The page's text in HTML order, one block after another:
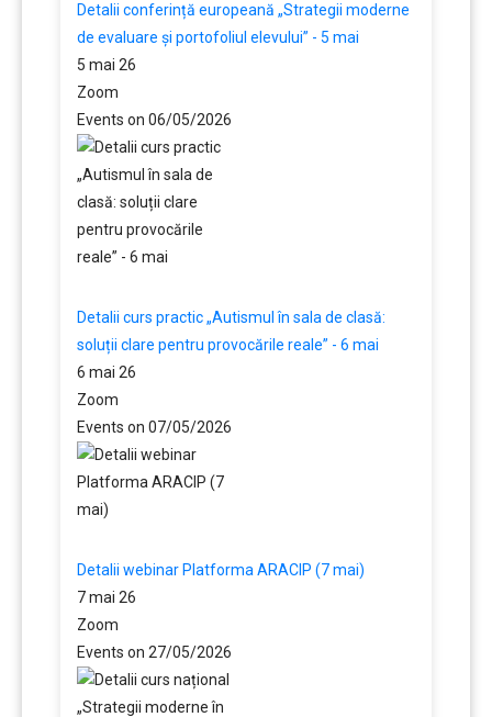
Detalii conferință europeană „Strategii moderne
de evaluare și portofoliul elevului” - 5 mai
5 mai 26
Zoom
Events on 06/05/2026
Detalii curs practic „Autismul în sala de clasă:
soluții clare pentru provocările reale” - 6 mai
6 mai 26
Zoom
Events on 07/05/2026
Detalii webinar Platforma ARACIP (7 mai)
7 mai 26
Zoom
Events on 27/05/2026